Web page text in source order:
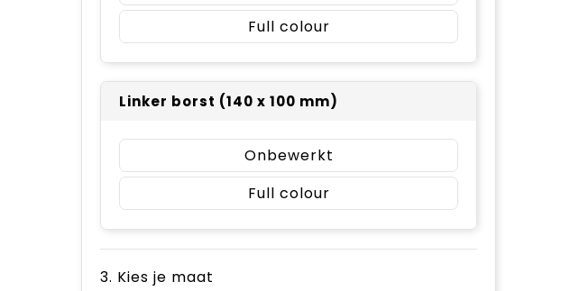
Full colour
Linker borst (140 x 100 mm)
Onbewerkt
Full colour
3. Kies je maat